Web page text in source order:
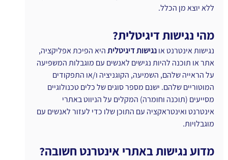
ללא יוצא מן הכלל.
מהי נגישות דיגיטלית?
נגישות אינטרנט או נגישות דיגיטלית היא הפיכת אפליקציה,
אתר או תוכנה להיות נגישים לאנשים עם מוגבלות המשפיעה
על הראייה שלהם, השמיעה, הקוגניציה ו/או התפקודים
המוטוריים שלהם. ישנם מספר סוגים של כלים טכנולוגיים
מסייעים (תוכנה וחומרה) המקלים על הניווט באתרי
אינטרנט ואינטראקציה עם התוכן שלו כדי לעזור לאנשים עם
מוגבלויות.
מדוע נגישות באתרי אינטרנט חשובה?